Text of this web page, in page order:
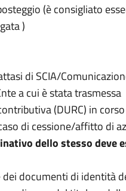
(è consigliato
)
di SCIA/
a cui è stata trasmessa
(DURC) in
di cessione/affitto di
dello stesso deve
documenti di identità